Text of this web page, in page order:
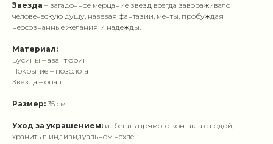
Звезда – загадочное мерцание звезд всегда завораживало
человеческую душу, навевая фантазии, мечты, пробуждая
неосознанные желания и надежды.
Материал:
Бусины – авантюрин
Покрытие – позолота
Звезда – опал
Размер: 35 см
Уход за украшением: избегать прямого контакта с водой,
хранить в индивидуальном чехле.